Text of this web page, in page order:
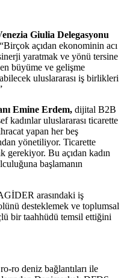
Giulia Delegasyonu
açıdan ekonominin acı
yaratmak ve yönü tersine
büyüme ve gelişme
uluslararası iş birlikleri
Emine Erdem, dijital B2B
kadınlar uluslararası ticarette
yapan her beş
yönetiliyor. Ticarette
gerekiyor. Bu açıdan kadın
başlamanın
arasındaki iş
desteklemek ve toplumsal
bir taahhüdü temsil ettiğini
ro deniz bağlantıları ile